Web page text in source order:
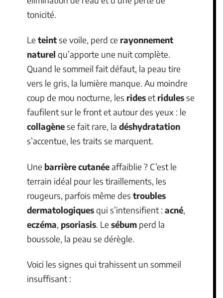
tonicité.
Le teintse voile, perd ce rayonnement
naturel qu’apporte une nuit complète.
Quand le sommeil fait défaut, la peau tire
vers le gris, la lumière manque. Au moindre
coup de mou nocturne, les rideset ridulesse
faufilent sur le front et autour des yeux : le
collagènese fait rare, la déshydratation
s’accentue, les traits se marquent.
Une barrière cutanéeaffaiblie ? C’est le
terrain idéal pour les tiraillements, les
rougeurs, parfois même des troubles
dermatologiquesqui s’intensifient : acné,
eczéma, psoriasis. Le sébum perd la
boussole, la peau se dérègle.
Voici les signes qui trahissent un sommeil
insuffisant :